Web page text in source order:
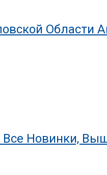
Области
Новинки,